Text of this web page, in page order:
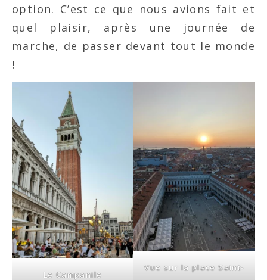
option. C’est ce que nous avions fait et
quel plaisir, après une journée de
marche, de passer devant tout le monde
!
Le Campanile
Vue sur la place Saint-